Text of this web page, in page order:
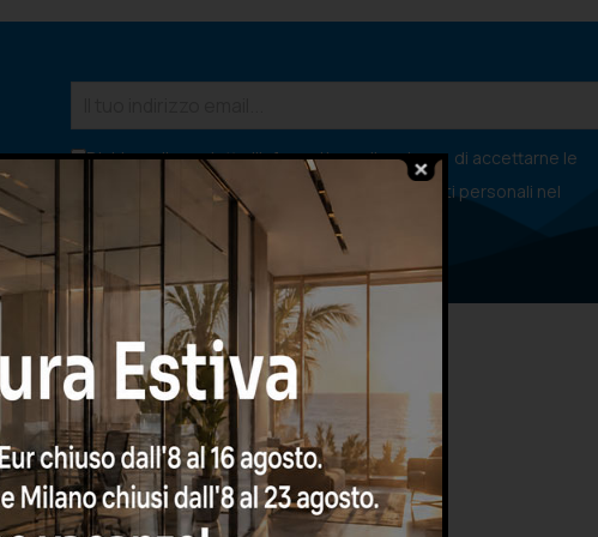
Dichiaro di aver letto l'informativa sulla privacy, di accettarne le
condizioni e di autorizzare il trattamento dei dati personali nel
rispetto del GDPR.